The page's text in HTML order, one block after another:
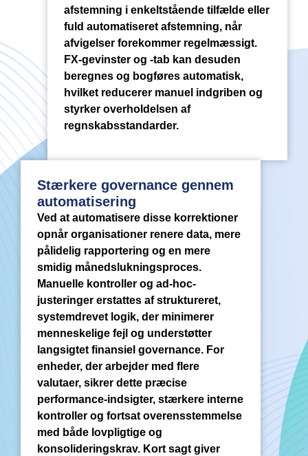
afstemning i enkeltstående tilfælde eller
fuld automatiseret afstemning, når
afvigelser forekommer regelmæssigt.
FX-gevinster og -tab kan desuden
beregnes og bogføres automatisk,
hvilket reducerer manuel indgriben og
styrker overholdelsen af
regnskabsstandarder.
Stærkere governance gennem
automatisering
Ved at automatisere disse korrektioner
opnår organisationer renere data, mere
pålidelig rapportering og en mere
smidig månedslukningsproces.
Manuelle kontroller og ad-hoc-
justeringer erstattes af struktureret,
systemdrevet logik, der minimerer
menneskelige fejl og understøtter
langsigtet finansiel governance. For
enheder, der arbejder med flere
valutaer, sikrer dette præcise
performance-indsigter, stærkere interne
kontroller og fortsat overensstemmelse
med både lovpligtige og
konsolideringskrav. Kort sagt giver